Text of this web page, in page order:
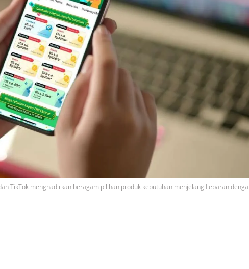
TikTok menghadirkan beragam pilihan produk kebutuhan menjelang Lebaran